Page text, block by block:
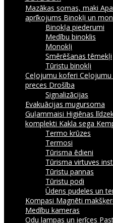
Mazākas somas, maki
aprīkojums Binokļi un
Binokļa piederumi
Medību binoklis
Monokļi
Smērēšanas tēmekļi
Tūristu binokļi
Ceļojumu koferi Ceļojumu
preces Drošība
Signalizācijas
Evakuācijas mugursoma
Guļammaisi Higiēnas
komplekti Kakla sega
Termo krūzes
Termosi
Tūrisma ēdieni
Tūrisma virtuves
Tūristu pannas
Tūristu podi
Ūdens pudeles un
Kompasi Magnēti
Medību kameras
Odu lampas un ierīces